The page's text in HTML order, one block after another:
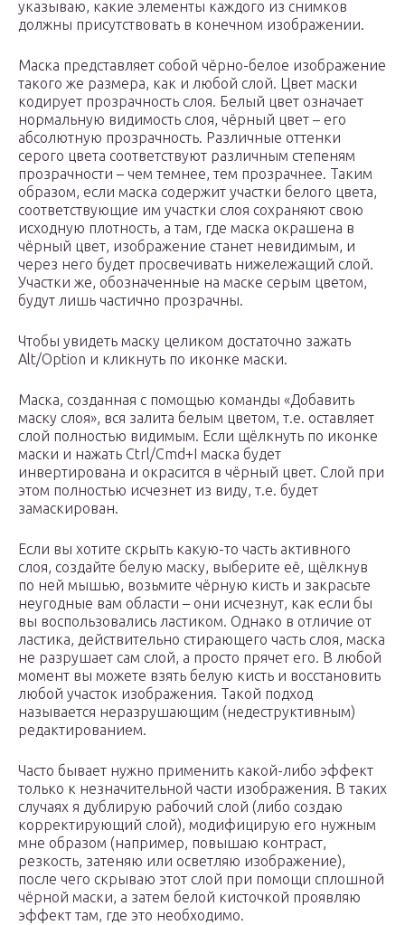
указываю, какие элементы каждого из снимков
должны присутствовать в конечном изображении.
Маска представляет собой чёрно-белое изображение
такого же размера, как и любой слой. Цвет маски
кодирует прозрачность слоя. Белый цвет означает
нормальную видимость слоя, чёрный цвет – его
абсолютную прозрачность. Различные оттенки
серого цвета соответствуют различным степеням
прозрачности – чем темнее, тем прозрачнее. Таким
образом, если маска содержит участки белого цвета,
соответствующие им участки слоя сохраняют свою
исходную плотность, а там, где маска окрашена в
чёрный цвет, изображение станет невидимым, и
через него будет просвечивать нижележащий слой.
Участки же, обозначенные на маске серым цветом,
будут лишь частично прозрачны.
Чтобы увидеть маску целиком достаточно зажать
Alt/Option и кликнуть по иконке маски.
Маска, созданная с помощью команды «Добавить
маску слоя», вся залита белым цветом, т.е. оставляет
слой полностью видимым. Если щёлкнуть по иконке
маски и нажать Ctrl/Cmd+I маска будет
инвертирована и окрасится в чёрный цвет. Слой при
этом полностью исчезнет из виду, т.е. будет
замаскирован.
Если вы хотите скрыть какую-то часть активного
слоя, создайте белую маску, выберите её, щёлкнув
по ней мышью, возьмите чёрную кисть и закрасьте
неугодные вам области – они исчезнут, как если бы
вы воспользовались ластиком. Однако в отличие от
ластика, действительно стирающего часть слоя, маска
не разрушает сам слой, а просто прячет его. В любой
момент вы можете взять белую кисть и восстановить
любой участок изображения. Такой подход
называется неразрушающим (недеструктивным)
редактированием.
Часто бывает нужно применить какой-либо эффект
только к незначительной части изображения. В таких
случаях я дублирую рабочий слой (либо создаю
корректирующий слой), модифицирую его нужным
мне образом (например, повышаю контраст,
резкость, затеняю или осветляю изображение),
после чего скрываю этот слой при помощи сплошной
чёрной маски, а затем белой кисточкой проявляю
эффект там, где это необходимо.